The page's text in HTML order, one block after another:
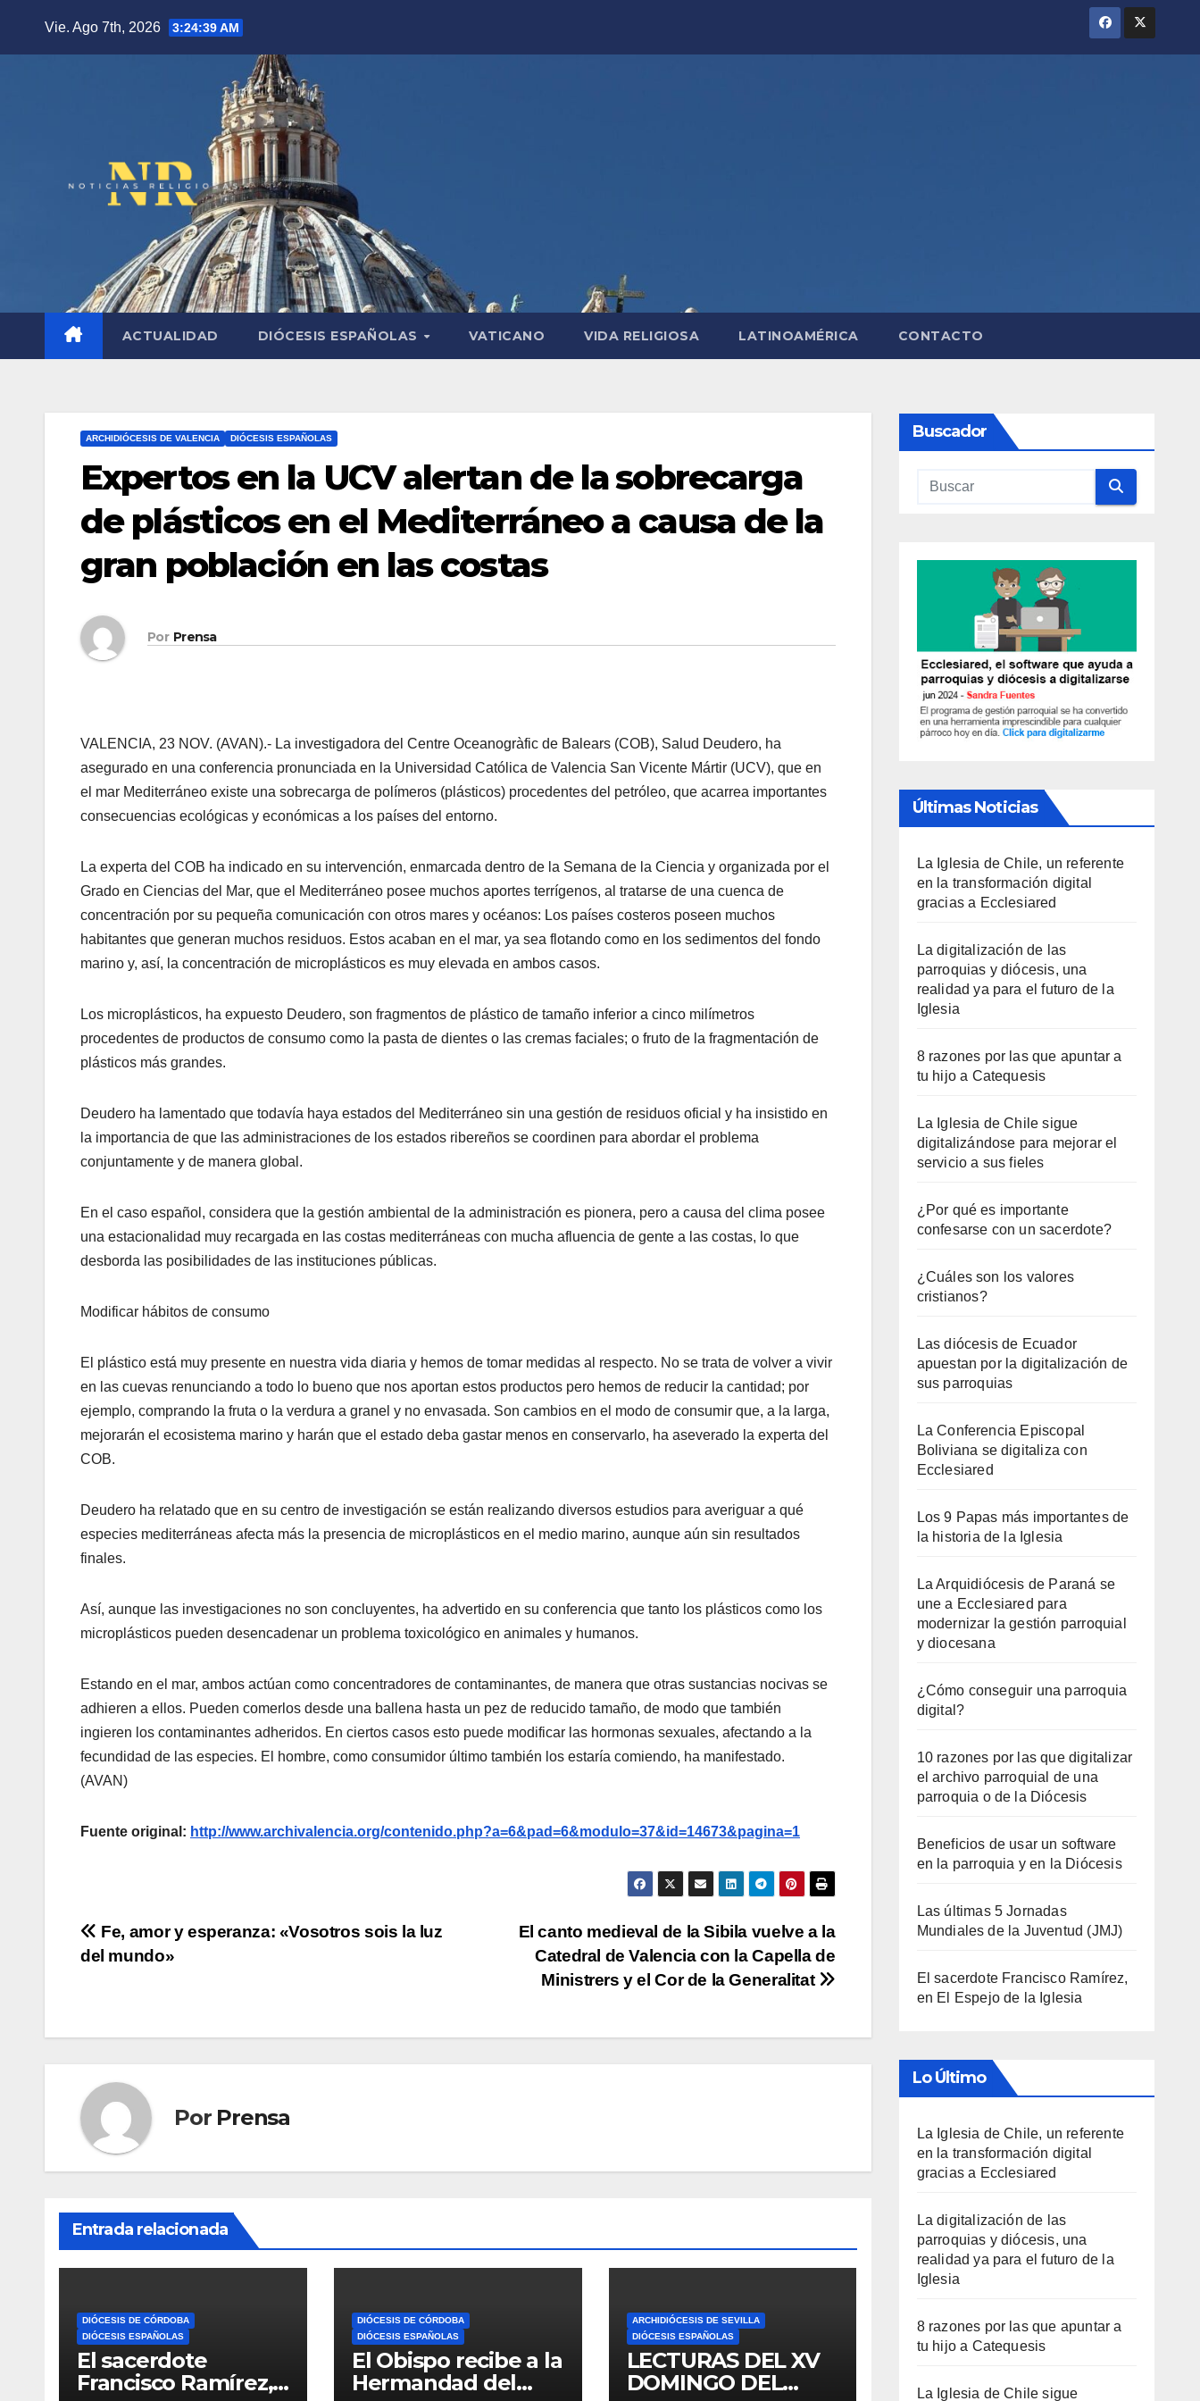
Vie. Ago 7th, 2026 3:24:40 AM
ACTUALIDAD DIÓCESIS ESPAÑOLAS VATICANO VIDA RELIGIOSA LATINOAMÉRICA CONTACTO
ARCHIDIÓCESIS DE VALENCIA DIÓCESIS ESPAÑOLAS
Expertos en la UCV alertan de la sobrecarga
de plásticos en el Mediterráneo a causa de la
gran población en las costas
Por Prensa
VALENCIA, 23 NOV. (AVAN).- La investigadora del Centre Oceanogràfic de Balears (COB), Salud Deudero, ha
asegurado en una conferencia pronunciada en la Universidad Católica de Valencia San Vicente Mártir (UCV), que en
el mar Mediterráneo existe una sobrecarga de polímeros (plásticos) procedentes del petróleo, que acarrea importantes
consecuencias ecológicas y económicas a los países del entorno.
La experta del COB ha indicado en su intervención, enmarcada dentro de la Semana de la Ciencia y organizada por el
Grado en Ciencias del Mar, que el Mediterráneo posee muchos aportes terrígenos, al tratarse de una cuenca de
concentración por su pequeña comunicación con otros mares y océanos: Los países costeros poseen muchos
habitantes que generan muchos residuos. Estos acaban en el mar, ya sea flotando como en los sedimentos del fondo
marino y, así, la concentración de microplásticos es muy elevada en ambos casos.
Los microplásticos, ha expuesto Deudero, son fragmentos de plástico de tamaño inferior a cinco milímetros
procedentes de productos de consumo como la pasta de dientes o las cremas faciales; o fruto de la fragmentación de
plásticos más grandes.
Deudero ha lamentado que todavía haya estados del Mediterráneo sin una gestión de residuos oficial y ha insistido en
la importancia de que las administraciones de los estados ribereños se coordinen para abordar el problema
conjuntamente y de manera global.
En el caso español, considera que la gestión ambiental de la administración es pionera, pero a causa del clima posee
una estacionalidad muy recargada en las costas mediterráneas con mucha afluencia de gente a las costas, lo que
desborda las posibilidades de las instituciones públicas.
Modificar hábitos de consumo
El plástico está muy presente en nuestra vida diaria y hemos de tomar medidas al respecto. No se trata de volver a vivir
en las cuevas renunciando a todo lo bueno que nos aportan estos productos pero hemos de reducir la cantidad; por
ejemplo, comprando la fruta o la verdura a granel y no envasada. Son cambios en el modo de consumir que, a la larga,
mejorarán el ecosistema marino y harán que el estado deba gastar menos en conservarlo, ha aseverado la experta del
COB.
Deudero ha relatado que en su centro de investigación se están realizando diversos estudios para averiguar a qué
especies mediterráneas afecta más la presencia de microplásticos en el medio marino, aunque aún sin resultados
finales.
Así, aunque las investigaciones no son concluyentes, ha advertido en su conferencia que tanto los plásticos como los
microplásticos pueden desencadenar un problema toxicológico en animales y humanos.
Estando en el mar, ambos actúan como concentradores de contaminantes, de manera que otras sustancias nocivas se
adhieren a ellos. Pueden comerlos desde una ballena hasta un pez de reducido tamaño, de modo que también
ingieren los contaminantes adheridos. En ciertos casos esto puede modificar las hormonas sexuales, afectando a la
fecundidad de las especies. El hombre, como consumidor último también los estaría comiendo, ha manifestado.
(AVAN)
Fuente original: http://www.archivalencia.org/contenido.php?a=6&pad=6&modulo=37&id=14673&pagina=1
Navegación
El canto medieval de la Sibila vuelve a la
Catedral de Valencia con la Capella de
Ministrers y el Cor de la Generalitat
Fe, amor y esperanza: «Vosotros sois la luz
del mundo»
Por Prensa
Entrada relacionada
DIÓCESIS DE CÓRDOBA
DIÓCESIS ESPAÑOLAS
El sacerdote
Francisco Ramírez,
DIÓCESIS DE CÓRDOBA
DIÓCESIS ESPAÑOLAS
El Obispo recibe a la
Hermandad del
ARCHIDIÓCESIS DE SEVILLA
DIÓCESIS ESPAÑOLAS
LECTURAS DEL XV
DOMINGO DEL
Buscador
Últimas Noticias
La Iglesia de Chile, un referente
en la transformación digital
gracias a Ecclesiared
La digitalización de las
parroquias y diócesis, una
realidad ya para el futuro de la
Iglesia
8 razones por las que apuntar a
tu hijo a Catequesis
La Iglesia de Chile sigue
digitalizándose para mejorar el
servicio a sus fieles
¿Por qué es importante
confesarse con un sacerdote?
¿Cuáles son los valores
cristianos?
Las diócesis de Ecuador
apuestan por la digitalización de
sus parroquias
La Conferencia Episcopal
Boliviana se digitaliza con
Ecclesiared
Los 9 Papas más importantes de
la historia de la Iglesia
La Arquidiócesis de Paraná se
une a Ecclesiared para
modernizar la gestión parroquial
y diocesana
¿Cómo conseguir una parroquia
digital?
10 razones por las que digitalizar
el archivo parroquial de una
parroquia o de la Diócesis
Beneficios de usar un software
en la parroquia y en la Diócesis
Las últimas 5 Jornadas
Mundiales de la Juventud (JMJ)
El sacerdote Francisco Ramírez,
en El Espejo de la Iglesia
Lo Último
La Iglesia de Chile, un referente
en la transformación digital
gracias a Ecclesiared
La digitalización de las
parroquias y diócesis, una
realidad ya para el futuro de la
Iglesia
8 razones por las que apuntar a
tu hijo a Catequesis
La Iglesia de Chile sigue